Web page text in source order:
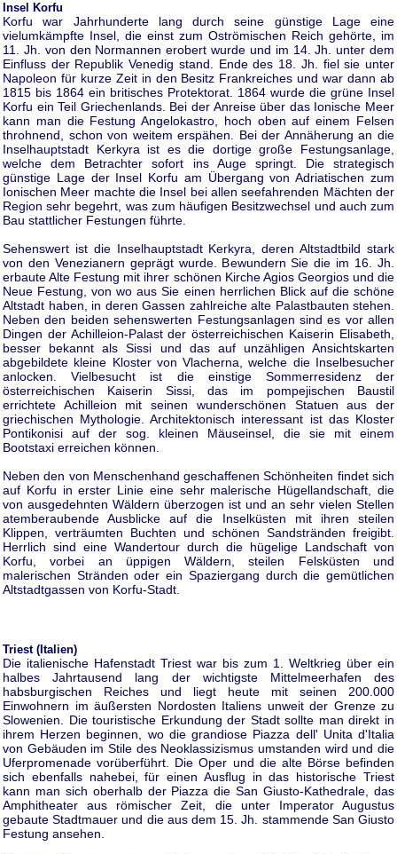
Insel Korfu
Korfu war Jahrhunderte lang durch seine günstige Lage eine
vielumkämpfte Insel, die einst zum Oströmischen Reich gehörte, im
11. Jh. von den Normannen erobert wurde und im 14. Jh. unter dem
Einfluss der Republik Venedig stand. Ende des 18. Jh. fiel sie unter
Napoleon für kurze Zeit in den Besitz Frankreiches und war dann ab
1815 bis 1864 ein britisches Protektorat. 1864 wurde die grüne Insel
Korfu ein Teil Griechenlands. Bei der Anreise über das Ionische Meer
kann man die Festung Angelokastro, hoch oben auf einem Felsen
throhnend, schon von weitem erspähen. Bei der Annäherung an die
Inselhauptstadt Kerkyra ist es die dortige große Festungsanlage,
welche dem Betrachter sofort ins Auge springt. Die strategisch
günstige Lage der Insel Korfu am Übergang von Adriatischen zum
Ionischen Meer machte die Insel bei allen seefahrenden Mächten der
Region sehr begehrt, was zum häufigen Besitzwechsel und auch zum
Bau stattlicher Festungen führte.
Sehenswert ist die Inselhauptstadt Kerkyra, deren Altstadtbild stark
von den Venezianern geprägt wurde. Bewundern Sie die im 16. Jh.
erbaute Alte Festung mit ihrer schönen Kirche Agios Georgios und die
Neue Festung, von wo aus Sie einen herrlichen Blick auf die schöne
Altstadt haben, in deren Gassen zahlreiche alte Palastbauten stehen.
Neben den beiden sehenswerten Festungsanlagen sind es vor allen
Dingen der Achilleion-Palast der österreichischen Kaiserin Elisabeth,
besser bekannt als Sissi und das auf unzähligen Ansichtskarten
abgebildete kleine Kloster von Vlacherna, welche die Inselbesucher
anlocken. Vielbesucht ist die einstige Sommerresidenz der
österreichischen Kaiserin Sissi, das im pompejischen Baustil
errichtete Achilleion mit seinen wunderschönen Statuen aus der
griechischen Mythologie. Architektonisch interessant ist das Kloster
Pontikonisi auf der sog. kleinen Mäuseinsel, die sie mit einem
Bootstaxi erreichen können.
Neben den von Menschenhand geschaffenen Schönheiten findet sich
auf Korfu in erster Linie eine sehr malerische Hügellandschaft, die
von ausgedehnten Wäldern überzogen ist und an sehr vielen Stellen
atemberaubende Ausblicke auf die Inselküsten mit ihren steilen
Klippen, verträumten Buchten und schönen Sandstränden freigibt.
Herrlich sind eine Wandertour durch die hügelige Landschaft von
Korfu, vorbei an üppigen Wäldern, steilen Felsküsten und
malerischen Stränden oder ein Spaziergang durch die gemütlichen
Altstadtgassen von Korfu-Stadt.
Triest (Italien)
Die italienische Hafenstadt Triest war bis zum 1. Weltkrieg über ein
halbes Jahrtausend lang der wichtigste Mittelmeerhafen des
habsburgischen Reiches und liegt heute mit seinen 200.000
Einwohnern im äußersten Nordosten Italiens unweit der Grenze zu
Slowenien. Die touristische Erkundung der Stadt sollte man direkt in
ihrem Herzen beginnen, wo die grandiose Piazza dell' Unita d'Italia
von Gebäuden im Stile des Neoklassizismus umstanden wird und die
Uferpromenade vorüberführt. Die Oper und die alte Börse befinden
sich ebenfalls nahebei, für einen Ausflug in das historische Triest
kann man sich oberhalb der Piazza die San Giusto-Kathedrale, das
Amphitheater aus römischer Zeit, die unter Imperator Augustus
gebaute Stadtmauer und die aus dem 15. Jh. stammende San Giusto
Festung ansehen.